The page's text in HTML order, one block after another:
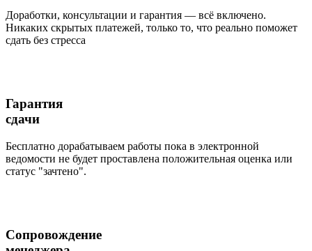
Доработки, консультации и гарантия — всё включено.
Никаких скрытых платежей, только то, что реально поможет
сдать без стресса
Гарантия
сдачи
Бесплатно дорабатываем работы пока в электронной
ведомости не будет проставлена положительная оценка или
статус "зачтено".
Сопровождение